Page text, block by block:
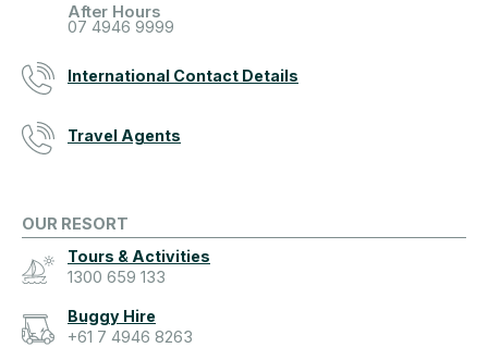
After Hours
07 4946 9999
International Contact Details
Travel Agents
OUR RESORT
Tours & Activities
1300 659 133
Buggy Hire
+61 7 4946 8263